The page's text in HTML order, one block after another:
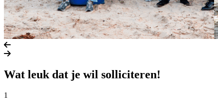
Vorige slide
Volgende slide
Wat leuk dat je wil solliciteren!
1